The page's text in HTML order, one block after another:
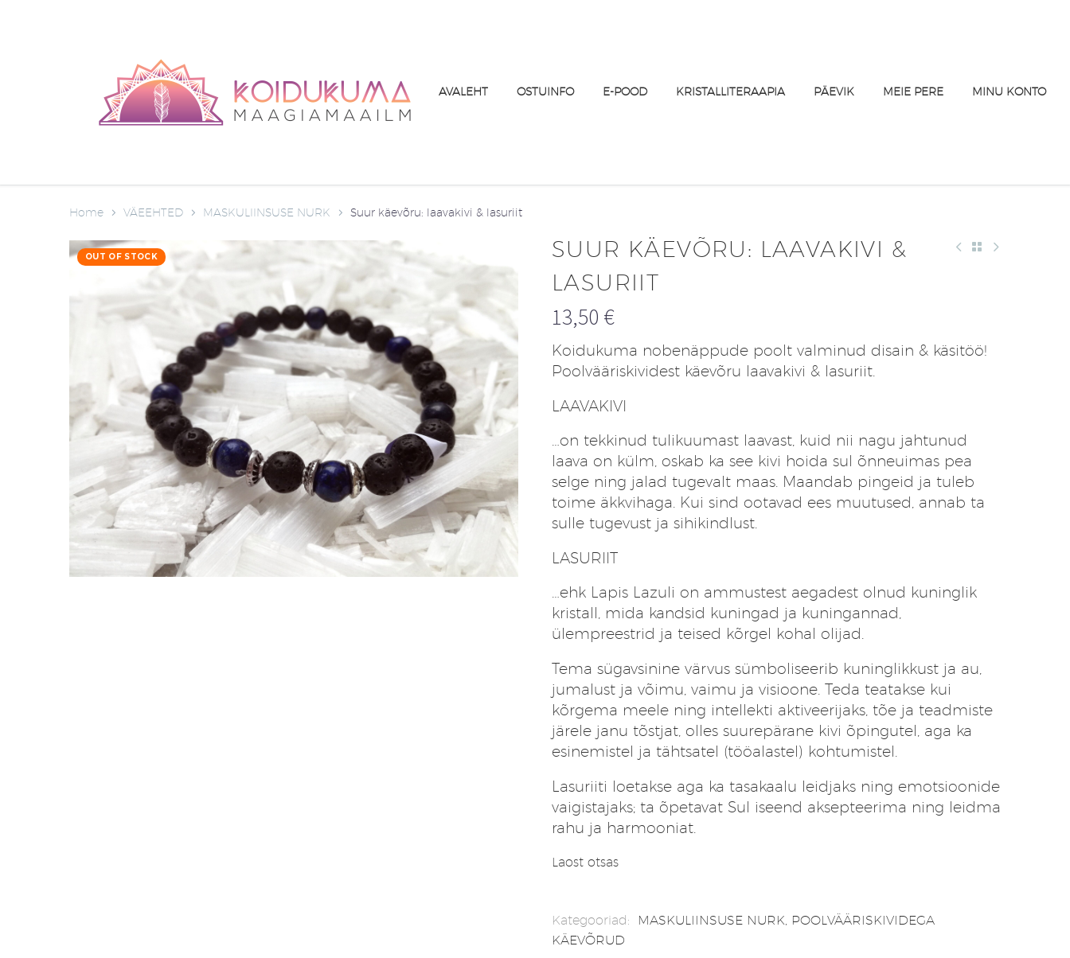
AVALEHT OSTUINFO E-POOD KRISTALLITERAAPIA PÄEVIK MEIE PERE MINU KONTO
Home VÄEEHTED MASKULIINSUSE NURK Suur käevõru: laavakivi & lasuriit
OUT OF STOCK
SUUR KÄEVÕRU: LAAVAKIVI &
LASURIIT
13,50 €
Koidukuma nobenäppude poolt valminud disain & käsitöö!
Poolvääriskividest käevõru laavakivi & lasuriit.
LAAVAKIVI
…on tekkinud tulikuumast laavast, kuid nii nagu jahtunud
laava on külm, oskab ka see kivi hoida sul õnneuimas pea
selge ning jalad tugevalt maas. Maandab pingeid ja tuleb
toime äkkvihaga. Kui sind ootavad ees muutused, annab ta
sulle tugevust ja sihikindlust.
LASURIIT
…ehk Lapis Lazuli on ammustest aegadest olnud kuninglik
kristall, mida kandsid kuningad ja kuningannad,
ülempreestrid ja teised kõrgel kohal olijad.
Tema sügavsinine värvus sümboliseerib kuninglikkust ja au,
jumalust ja võimu, vaimu ja visioone. Teda teatakse kui
kõrgema meele ning intellekti aktiveerijaks, tõe ja teadmiste
järele janu tõstjat, olles suurepärane kivi õpingutel, aga ka
esinemistel ja tähtsatel (tööalastel) kohtumistel.
Lasuriiti loetakse aga ka tasakaalu leidjaks ning emotsioonide
vaigistajaks; ta õpetavat Sul iseend aksepteerima ning leidma
rahu ja harmooniat.
Laost otsas
Kategooriad: MASKULIINSUSE NURK POOLVÄÄRISKIVIDEGA
KÄEVÕRUD